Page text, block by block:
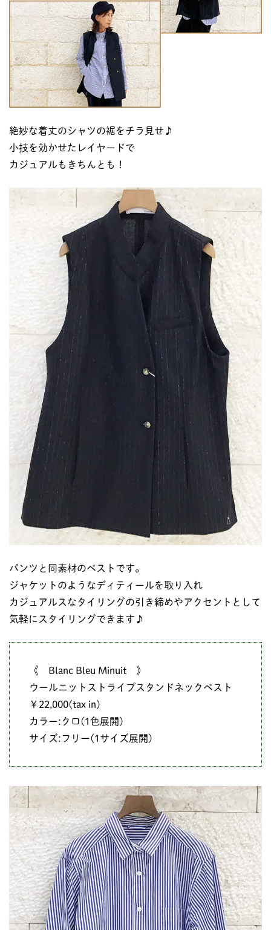
絶妙な着丈のシャツの裾をチラ見せ♪
小技を効かせたレイヤードで
カジュアルもきちんとも！
パンツと同素材のベストです。
ジャケットのようなディティールを取り入れ
カジュアルスなタイリングの引き締めやアクセントとして
気軽にスタイリングできます♪
《 Blanc Bleu Minuit 》
ウールニットストライプスタンドネックベスト
￥22,000(tax in)
カラー:クロ(1色展開)
サイズ:フリー(1サイズ展開)